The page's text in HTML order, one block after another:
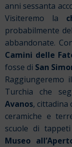
anni sessanta
Visiteremo la
probabilmente
abbandonate.
Camini delle
fosse di San
Raggiungeremo il
Turchia che
Avanos, cittadina
ceramiche e
scuole di
Museo